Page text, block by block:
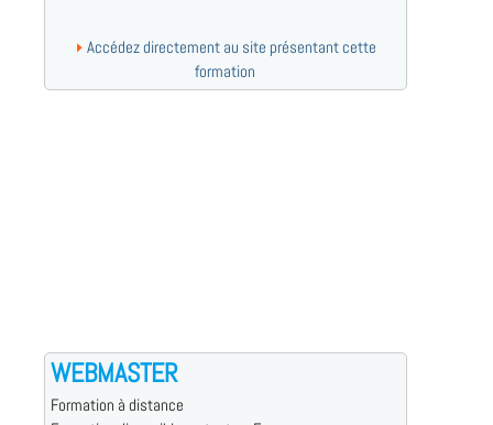
Accédez directement au site présentant cette
formation
WEBMASTER
Formation à distance